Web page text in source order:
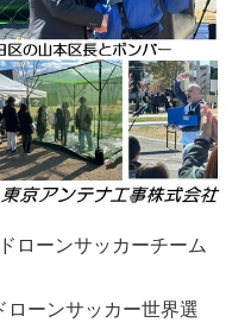
ローンサッカーチーム
ローンサッカー世界選